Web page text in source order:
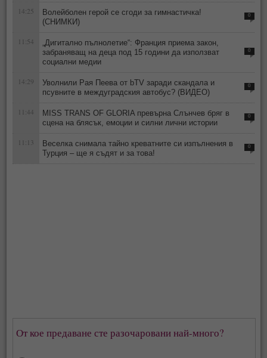
14:25
Волейболен герой се сгоди за гимнастичка!
(СНИМКИ)
0
11:54
„Дигитално пълнолетие“: Франция приема закон,
забраняващ на деца под 15 години да използват
социални медии
0
14:29
Уволнили Рая Пеева от bTV заради скандала и
псувните в междуградския автобус? (ВИДЕО)
0
11:44
MISS TRANS OF GLORIA превърна Слънчев бряг в
сцена на блясък, емоции и силни лични истории
0
11:13
Веселка снимала тайно креватните си изпълнения в
Турция – ще я съдят и за това!
0
От кое предаване сте разочаровани най-много?